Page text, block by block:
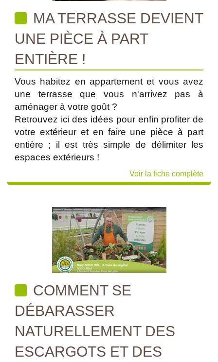
MA TERRASSE DEVIENT
UNE PIÈCE À PART
ENTIÈRE !
Vous habitez en appartement et vous avez
une terrasse que vous n'arrivez pas à
aménager à votre goût ?
Retrouvez ici des idées pour enfin profiter de
votre extérieur et en faire une pièce à part
entière ; il est très simple de délimiter les
espaces extérieurs !
Voir la fiche complète
COMMENT SE
DÉBARASSER
NATURELLEMENT DES
ESCARGOTS ET DES